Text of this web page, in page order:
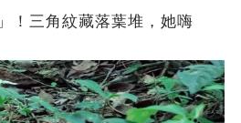
！三角紋藏落葉堆，她嗨